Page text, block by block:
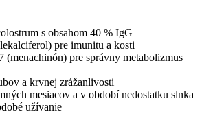
s obsahom 40 % IgG
pre imunitu a kosti
pre správny metabolizmus
a krvnej zrážanlivosti
mesiacov a v období nedostatku slnka
užívanie